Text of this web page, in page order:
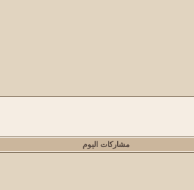
مشاركات اليوم